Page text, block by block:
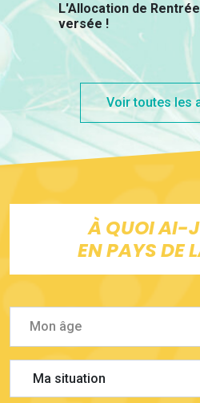
L'Allocation de
versée !
Voir toutes les
À QUOI AI-
EN PAYS DE